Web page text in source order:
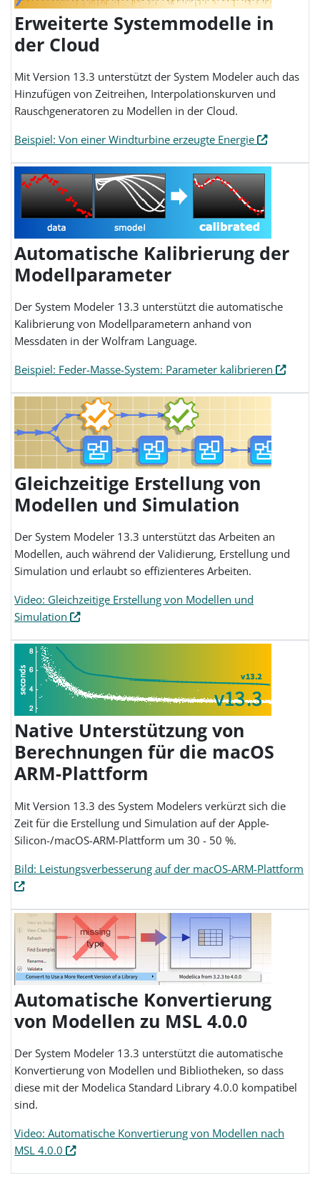
Erweiterte Systemmodelle in
der Cloud
Mit Version 13.3 unterstützt der System Modeler auch das
Hinzufügen von Zeitreihen, Interpolationskurven und
Rauschgeneratoren zu Modellen in der Cloud.
Beispiel: Von einer Windturbine erzeugte Energie
Automatische Kalibrierung der
Modellparameter
Der System Modeler 13.3 unterstützt die automatische
Kalibrierung von Modellparametern anhand von
Messdaten in der Wolfram Language.
Beispiel: Feder-Masse-System: Parameter kalibrieren
Gleichzeitige Erstellung von
Modellen und Simulation
Der System Modeler 13.3 unterstützt das Arbeiten an
Modellen, auch während der Validierung, Erstellung und
Simulation und erlaubt so effizienteres Arbeiten.
Video: Gleichzeitige Erstellung von Modellen und
Simulation
Native Unterstützung von
Berechnungen für die macOS
ARM-Plattform
Mit Version 13.3 des System Modelers verkürzt sich die
Zeit für die Erstellung und Simulation auf der Apple-
Silicon-/macOS-ARM-Plattform um 30 - 50 %.
Bild: Leistungsverbesserung auf der macOS-ARM-Plattform
Automatische Konvertierung
von Modellen zu MSL 4.0.0
Der System Modeler 13.3 unterstützt die automatische
Konvertierung von Modellen und Bibliotheken, so dass
diese mit der Modelica Standard Library 4.0.0 kompatibel
sind.
Video: Automatische Konvertierung von Modellen nach
MSL 4.0.0